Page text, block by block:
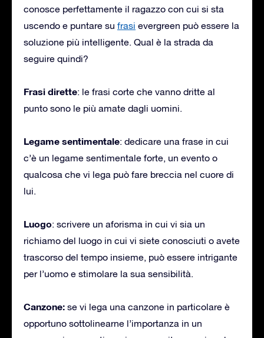
conosce perfettamente il ragazzo con cui si sta
uscendo e puntare su frasi evergreen può essere la
soluzione più intelligente. Qual è la strada da
seguire quindi?
Frasi dirette: le frasi corte che vanno dritte al
punto sono le più amate dagli uomini.
Legame sentimentale: dedicare una frase in cui
c’è un legame sentimentale forte, un evento o
qualcosa che vi lega può fare breccia nel cuore di
lui.
Luogo: scrivere un aforisma in cui vi sia un
richiamo del luogo in cui vi siete conosciuti o avete
trascorso del tempo insieme, può essere intrigante
per l’uomo e stimolare la sua sensibilità.
Canzone: se vi lega una canzone in particolare è
opportuno sottolinearne l’importanza in un